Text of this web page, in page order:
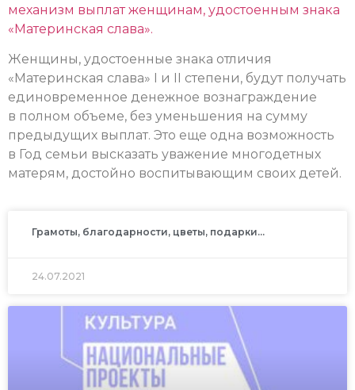
механизм выплат женщинам, удостоенным знака
«Материнская слава».
Женщины, удостоенные знака отличия
«Материнская слава» I и II степени, будут получать
единовременное денежное вознаграждение
в полном объеме, без уменьшения на сумму
предыдущих выплат. Это еще одна возможность
в Год семьи высказать уважение многодетных
матерям, достойно воспитывающим своих детей.
Грамоты, благодарности, цветы, подарки…
24.07.2021